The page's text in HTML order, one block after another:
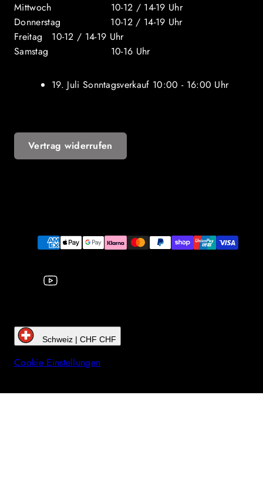
Mittwoch 10-12 / 14-19 Uhr
Donnerstag 10-12 / 14-19 Uhr
Freitag 10-12 / 14-19 Uhr
Samstag 10-16 Uhr
19. Juli Sonntagsverkauf 10:00 - 16:00 Uhr
Vertrag widerrufen
Zahlungsarten
YouTube
Schweiz | CHF CHF
Cookie Einstellungen